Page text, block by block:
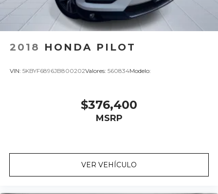
2018 HONDA PILOT
VIN: 5KBYF6896JB800202Valores: 560834Modelo:
$376,400
MSRP
VER VEHÍCULO